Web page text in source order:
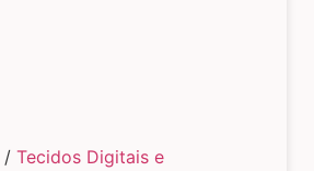
/ Tecidos Digitais e